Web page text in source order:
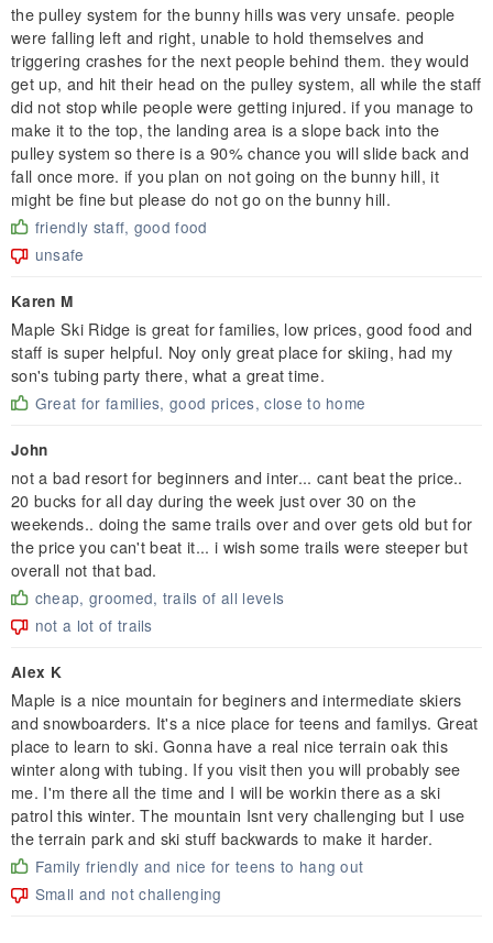
the pulley system for the bunny hills was very unsafe. people
were falling left and right, unable to hold themselves and
triggering crashes for the next people behind them. they would
get up, and hit their head on the pulley system, all while the staff
did not stop while people were getting injured. if you manage to
make it to the top, the landing area is a slope back into the
pulley system so there is a 90% chance you will slide back and
fall once more. if you plan on not going on the bunny hill, it
might be fine but please do not go on the bunny hill.
friendly staff, good food
unsafe
Karen M
Maple Ski Ridge is great for families, low prices, good food and
staff is super helpful. Noy only great place for skiing, had my
son's tubing party there, what a great time.
Great for families, good prices, close to home
John
not a bad resort for beginners and inter... cant beat the price..
20 bucks for all day during the week just over 30 on the
weekends.. doing the same trails over and over gets old but for
the price you can't beat it... i wish some trails were steeper but
overall not that bad.
cheap, groomed, trails of all levels
not a lot of trails
Alex K
Maple is a nice mountain for beginers and intermediate skiers
and snowboarders. It's a nice place for teens and familys. Great
place to learn to ski. Gonna have a real nice terrain oak this
winter along with tubing. If you visit then you will probably see
me. I'm there all the time and I will be workin there as a ski
patrol this winter. The mountain Isnt very challenging but I use
the terrain park and ski stuff backwards to make it harder.
Family friendly and nice for teens to hang out
Small and not challenging